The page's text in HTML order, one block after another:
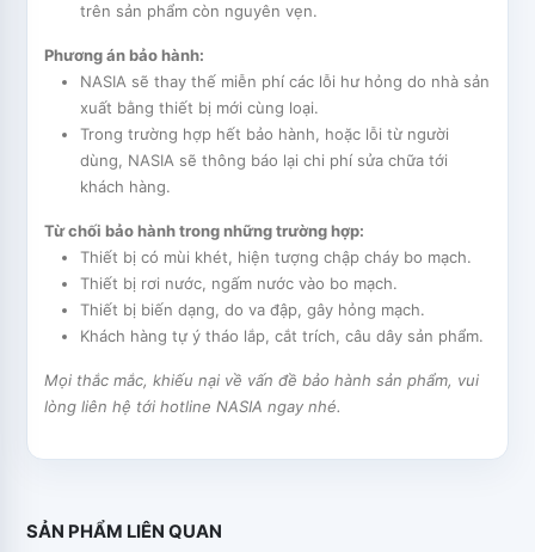
trên sản phẩm còn nguyên vẹn.
Phương án bảo hành:
NASIA sẽ thay thế miễn phí các lỗi hư hỏng do nhà sản
xuất bằng thiết bị mới cùng loại.
Trong trường hợp hết bảo hành, hoặc lỗi từ người
dùng, NASIA sẽ thông báo lại chi phí sửa chữa tới
khách hàng.
Từ chối bảo hành trong những trường hợp:
Thiết bị có mùi khét, hiện tượng chập cháy bo mạch.
Thiết bị rơi nước, ngấm nước vào bo mạch.
Thiết bị biến dạng, do va đập, gây hỏng mạch.
Khách hàng tự ý tháo lắp, cắt trích, câu dây sản phẩm.
Mọi thắc mắc, khiếu nại về vấn đề bảo hành sản phẩm, vui
lòng liên hệ tới hotline NASIA ngay nhé.
SẢN PHẨM LIÊN QUAN